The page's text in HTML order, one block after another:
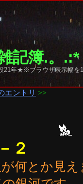
記簿.。
21年★※ブラウザ表示幅を
エントリ >>
２
何とか見